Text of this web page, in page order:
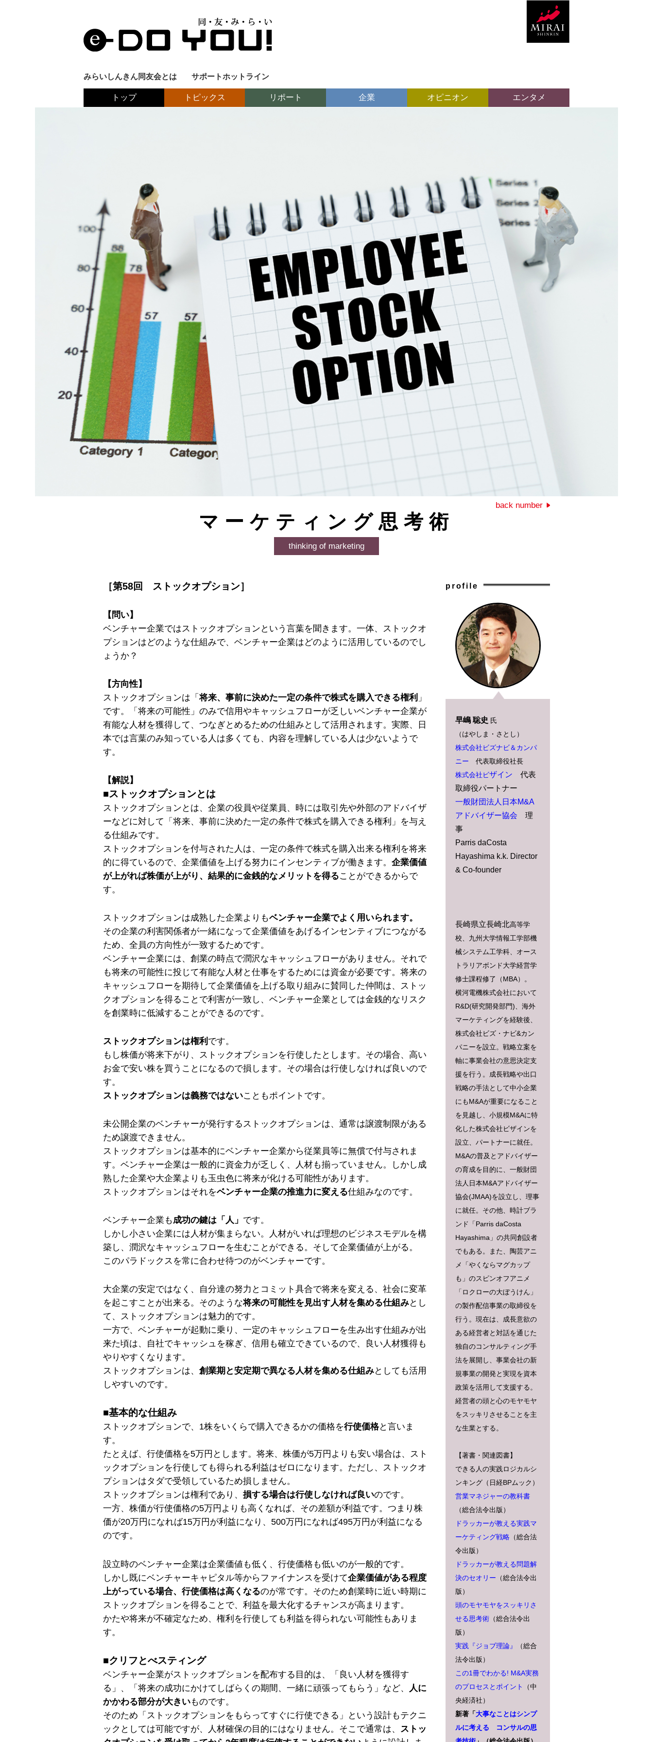
みらいしんきん同友会とは サポートホットライン
トップ トピックス リポート 企業 オピニオン エンタメ
back number
マーケティング思考術
thinking of marketing
［第58回 ストックオプション］
【問い】
ベンチャー企業ではストックオプションという言葉を聞きます。一体、ストックオ
プションはどのような仕組みで、ベンチャー企業はどのように活用しているのでし
ょうか？
【方向性】
ストックオプションは「将来、事前に決めた一定の条件で株式を購入できる権利 」
です。「将来の可能性」のみで信用やキャッシュフローが乏しいベンチャー企業が
有能な人材を獲得して、つなぎとめるための仕組みとして活用されます。実際、日
本では言葉のみ知っている人は多くても、内容を理解している人は少ないようで
す。
【解説】
■ストックオプションとは
ストックオプションとは、企業の役員や従業員、時には取引先や外部のアドバイザ
ーなどに対して「将来、事前に決めた一定の条件で株式を購入できる権利」を与え
る仕組みです。
ストックオプションを付与された人は、一定の条件で株式を購入出来る権利を将来
的に得ているので、企業価値を上げる努力にインセンティブが働きます。 企業価値
が上がれば株価が上がり、結果的に金銭的なメリットを得ることができるからで
す。
ストックオプションは成熟した企業よりもベンチャー企業でよく用いられます。
その企業の利害関係者が一緒になって企業価値をあげるインセンティブにつながる
ため、全員の方向性が一致するためです。
ベンチャー企業には、創業の時点で潤沢なキャッシュフローがありません。それで
も将来の可能性に投じて有能な人材と仕事をするためには資金が必要です。将来の
キャッシュフローを期待して企業価値を上げる取り組みに賛同した仲間は、ストッ
クオプションを得ることで利害が一致し、ベンチャー企業としては金銭的なリスク
を創業時に低減することができるのです。
ストックオプションは権利 です。
もし株価が将来下がり、ストックオプションを行使したとします。その場合、高い
お金で安い株を買うことになるので損します。その場合は行使しなければ良いので
す。
ストックオプションは義務ではないこともポイントです。
未公開企業のベンチャーが発行するストックオプションは、通常は譲渡制限がある
ため譲渡できません。
ストックオプションは基本的にベンチャー企業から従業員等に無償で付与されま
す。ベンチャー企業は一般的に資金力が乏しく、人材も揃っていません。しかし成
熟した企業や大企業よりも玉虫色に将来が化ける可能性があります。
ストックオプションはそれをベンチャー企業の推進力に変える仕組みなのです。
ベンチャー企業も成功の鍵は「人」 です。
しかし小さい企業には人材が集まらない。人材がいれば理想のビジネスモデルを構
築し、潤沢なキャッシュフローを生むことができる。そして企業価値が上がる。
このパラドックスを常に合わせ待つのがベンチャーです。
大企業の安定ではなく、自分達の努力とコミット具合で将来を変える、社会に変革
を起こすことが出来る。そのような将来の可能性を見出す人材を集める仕組みとし
て、ストックオプションは魅力的です。
一方で、ベンチャーが起動に乗り、一定のキャッシュフローを生み出す仕組みが出
来た頃は、自社でキャッシュを稼ぎ、信用も確立できているので、良い人材獲得も
やりやすくなります。
ストックオプションは、 創業期と安定期で異なる人材を集める仕組みとしても活用
しやすいのです。
■基本的な仕組み
ストックオプションで、1株をいくらで購入できるかの価格を行使価格と言いま
す。
たとえば、行使価格を5万円とします。将来、株価が5万円よりも安い場合は、スト
ックオプションを行使しても得られる利益はゼロになります。ただし、ストックオ
プションはタダで受領しているため損しません。
ストックオプションは権利であり、 損する場合は行使しなければ良いのです。
一方、株価が行使価格の5万円よりも高くなれば、その差額が利益です。つまり株
価が20万円になれば15万円が利益になり、500万円になれば495万円が利益になる
のです。
設立時のベンチャー企業は企業価値も低く、行使価格も低いのが一般的です。
しかし既にベンチャーキャピタル等からファイナンスを受けて企業価値がある程度
上がっている場合、行使価格は高くなるのが常です。そのため創業時に近い時期に
ストックオプションを得ることで、利益を最大化するチャンスが高まります。
かたや将来が不確定なため、権利を行使しても利益を得られない可能性もありま
す。
■クリフとべスティング
ベンチャー企業がストックオプションを配布する目的は、「良い人材を獲得す
る」、「将来の成功にかけてしばらくの期間、一緒に頑張ってもらう」など、
人に
かかわる部分が大きいものです。
そのため「ストックオプションをもらってすぐに行使できる」という設計もテクニ
ックとしては可能ですが、人材確保の目的にはなりません。そこで通常は、 ストッ
profile
早嶋 聡史 氏
（はやしま・さとし）
株式会社ビズナビ＆カンパ
ニー 代表取締役社長
株式会社ビザイン 代表
取締役パートナー
一般財団法人日本M&A
アドバイザー協会 理
事
Parris daCosta
Hayashima k.k. Director
& Co-founder
長崎県立長崎北高等学
校、九州大学情報工学部機
械システム工学科、オース
トラリアボンド大学経営学
修士課程修了（MBA）。
横河電機株式会社において
R&D(研究開発部門)、海外
マーケティングを経験後、
株式会社ビズ・ナビ&カン
パニーを設立。戦略立案を
軸に事業会社の意思決定支
援を行う。成長戦略や出口
戦略の手法として中小企業
にもM&Aが重要になること
を見越し、小規模M&Aに特
化した株式会社ビザインを
設立、パートナーに就任。
M&Aの普及とアドバイザー
の育成を目的に、一般財団
法人日本M&Aアドバイザー
協会(JMAA)を設立し、理事
に就任。その他、時計ブラ
ンド「Parris daCosta
Hayashima」の共同創設者
でもある。また、陶芸アニ
メ「やくならマグカップ
も」のスピンオフアニメ
「ロクローの大ぼうけん」
の製作配信事業の取締役を
行う。現在は、成長意欲の
ある経営者と対話を通じた
独自のコンサルティング手
法を展開し、事業会社の新
規事業の開発と実現を資本
政策を活用して支援する。
経営者の頭と心のモヤモヤ
をスッキリさせることを主
な生業とする。
【著書・関連図書】
できる人の実践ロジカルシ
ンキング（日経BPムック）
営業マネジャーの教科書
（総合法令出版）
ドラッカーが教える実践マ
ーケティング戦略 （総合法
令出版）
ドラッカーが教える問題解
決のセオリー （総合法令出
版）
頭のモヤモヤをスッキリさ
せる思考術 （総合法令出
版）
実践『ジョブ理論』
（総合
法令出版）
この1冊でわかる! M&A実務
のプロセスとポイント
（中
央経済社）
新著「大事なことはシンプ
ルに考える コンサルの思